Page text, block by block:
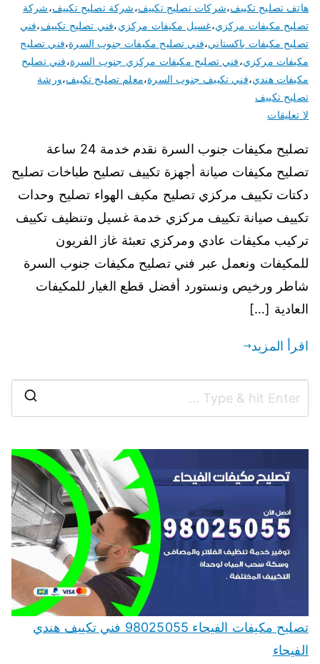
هاتف تصليح تكييف،شركات تصليح تكييف،شركة تصليح تكييف،شركة
تصليح مكيفات مركزي،غسيل مكيفات مركزي،فني تصليح تكييف،فني
تصليح مكيفات باكستاني،فني تصليح مكيفات جنوب السرة،فني تصليح
مكيفات مركزي،فني تصليح مكيفات مركزي جنوب السرة،فني تصليح
مكيفات هندي،فني تكييف جنوب السرة،معلم تصليح تكييف،ورشة
تصليح تكييف
لا تعليقات
تصليح مكيفات جنوب السرة نقدم خدمة 24 ساعة
تصليح مكيفات صيانة أجهزة تكييف تصليح طباخات تصليح
دكتات تكييف مركزي تصليح مكيف الهواء تصليح وحدات
تكييف صيانة تكييف مركزي خدمة غسيل وتنظيف تكييف
تركيب مكيفات عادي ومركزي تعبئة غاز الفريون
للمكيفات ونعمل عبر فني تصليح مكيفات جنوب السرة
شاطر ورخيص ونستورد أفضل قطع الغيار للمكيفات
العادية […]
اقرأ المزيد
تصليح مكيفات الفيحاء 98025055 فني تكييف هندي
الفيحاء